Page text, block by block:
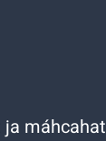
máhcahat